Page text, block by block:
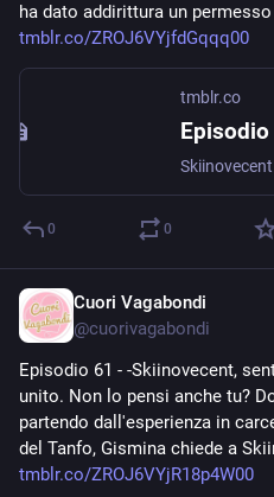
ha dato addirittura un
tmblr.co/ZROJ6VYjfdGqqq00
tmblr.co
Episodio
0 0
Cuori Vagabondi
@cuorivagabondi
Episodio 61 - -Skiinovecent,
unito. Non lo pensi anche tu?
partendo dall'esperienza in
del Tanfo, Gismina chiede a
tmblr.co/ZROJ6VYjR18p4W00